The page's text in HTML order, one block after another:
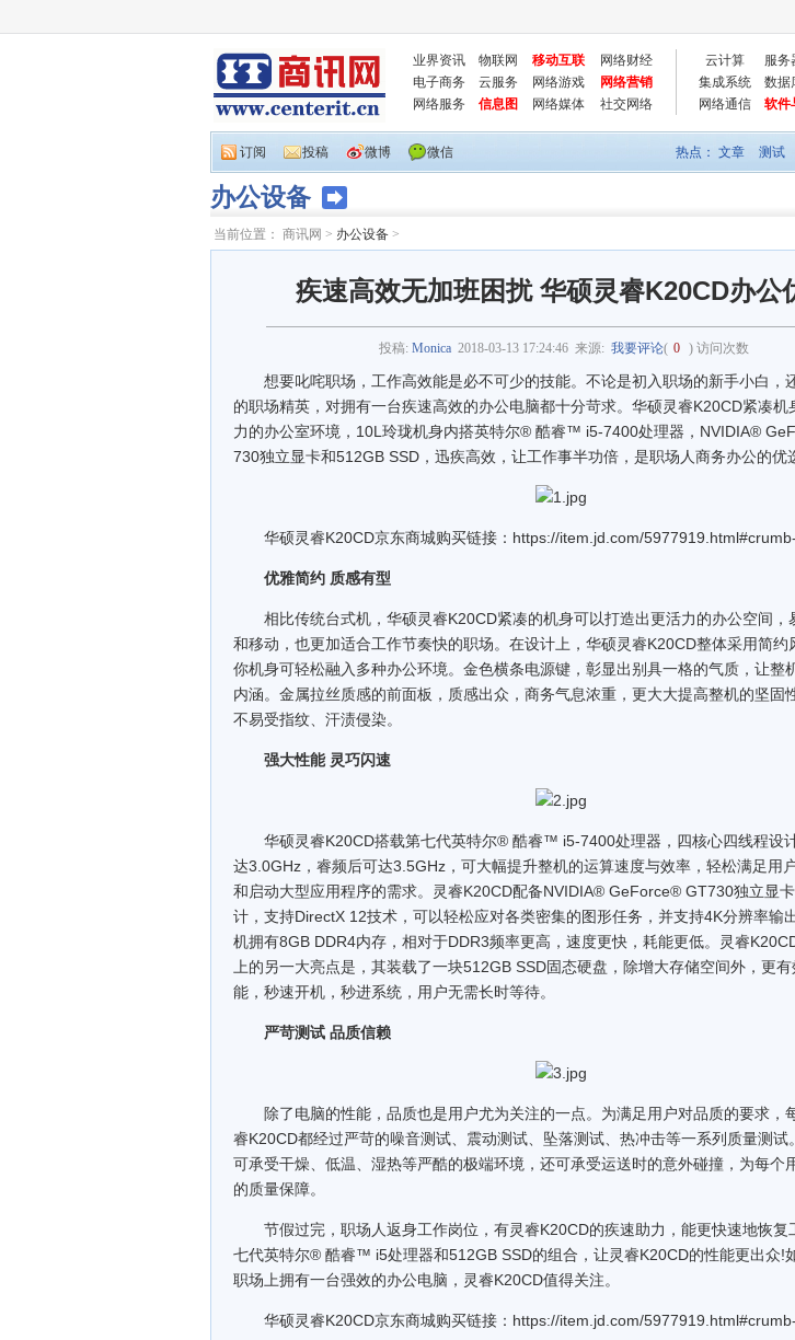
业界资讯 物联网 移动互联
网络财经
电子商务
云服务 网络游戏
网络营销
网络服务
信息图 网络媒体 社交网络
云计算 服务
集成系统
数据
网络通信
软件
订阅 投稿 微博 微信 热点： 文章 测试
办公设备
当前位置： 商讯网 > 办公设备 >
疾速高效无加班困扰 华硕灵睿K20CD办公
投稿: Monica 2018-03-13 17:24:46来源: 我要评论( 0 ) 访问次数
想要叱咤职场，工作高效能是必不可少的技能。不论是初入职场的新手小白，
的职场精英，对拥有一台疾速高效的办公电脑都十分苛求。华硕灵睿K20CD紧凑机
力的办公室环境，10L玲珑机身内搭英特尔® 酷睿™ i5-7400处理器，NVIDIA®
730独立显卡和512GB SSD，迅疾高效，让工作事半功倍，是职场人商务办公的优
华硕灵睿K20CD京东商城购买链接：https://item.jd.com/
优雅简约 质感有型
相比传统台式机，华硕灵睿K20CD紧凑的机身可以打造出更活力的办公空间，
和移动，也更加适合工作节奏快的职场。在设计上，华硕灵睿K20CD整体采用简约
你机身可轻松融入多种办公环境。金色横条电源键，彰显出别具一格的气质，让整
内涵。金属拉丝质感的前面板，质感出众，商务气息浓重，更大大提高整机的坚固
不易受指纹、汗渍侵染。
强大性能 灵巧闪速
华硕灵睿K20CD搭载第七代英特尔® 酷睿™ i5-7400处理器，四核心四线程设
达3.0GHz，睿频后可达3.5GHz，可大幅提升整机的运算速度与效率，轻松满足用
和启动大型应用程序的需求。灵睿K20CD配备NVIDIA® GeForce® GT730独立显
计，支持DirectX 12技术，可以轻松应对各类密集的图形任务，并支持4K分辨率输
机拥有8GB DDR4内存，相对于DDR3频率更高，速度更快，耗能更低。灵睿
上的另一大亮点是，其装载了一块512GB SSD固态硬盘，除增大存储空间外，更
能，秒速开机，秒进系统，用户无需长时等待。
严苛测试 品质信赖
除了电脑的性能，品质也是用户尤为关注的一点。为满足用户对品质的要求，
睿K20CD都经过严苛的噪音测试、震动测试、坠落测试、热冲击等一系列质量测试
可承受干燥、低温、湿热等严酷的极端环境，还可承受运送时的意外碰撞，为每个
的质量保障。
节假过完，职场人返身工作岗位，有灵睿K20CD的疾速助力，能更快速地恢复
七代英特尔® 酷睿™ i5处理器和512GB SSD的组合，让灵睿K20CD的性能更出众!
职场上拥有一台强效的办公电脑，灵睿K20CD值得关注。
华硕灵睿K20CD京东商城购买链接：https://item.jd.com/